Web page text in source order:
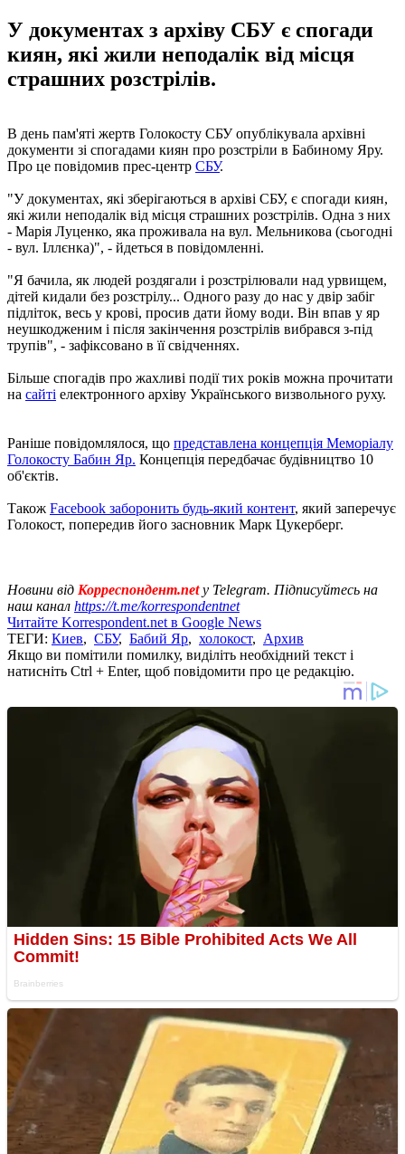
У документах з архіву СБУ є спогади
киян, які жили неподалік від місця
страшних розстрілів.
В день пам'яті жертв Голокосту СБУ опублікувала архівні
документи зі спогадами киян про розстріли в Бабиному Яру.
Про це повідомив прес-центр СБУ.
"У документах, які зберігаються в архіві СБУ, є спогади киян,
які жили неподалік від місця страшних розстрілів. Одна з них
- Марія Луценко, яка проживала на вул. Мельникова (сьогодні
- вул. Іллєнка)", - йдеться в повідомленні.
"Я бачила, як людей роздягали і розстрілювали над урвищем,
дітей кидали без розстрілу... Одного разу до нас у двір забіг
підліток, весь у крові, просив дати йому води. Він впав у яр
неушкодженим і після закінчення розстрілів вибрався з-під
трупів", - зафіксовано в її свідченнях.
Більше спогадів про жахливі події тих років можна прочитати
на сайті електронного архіву Українського визвольного руху.
Раніше повідомлялося, що представлена ​​концепція Меморіалу
Голокосту Бабин Яр. Концепція передбачає будівництво 10
об'єктів.
Також Facebook заборонить будь-який контент, який заперечує
Голокост, попередив його засновник Марк Цукерберг.
Новини від Корреспондент.netу Telegram. Підписуйтесь на
наш канал https://t.me/korrespondentnet
Читайте Korrespondent.net в Google News
ТЕГИ: Киев, СБУ, Бабий Яр, холокост, Архив
Якщо ви помітили помилку, виділіть необхідний текст і
натисніть Ctrl + Enter, щоб повідомити про це редакцію.